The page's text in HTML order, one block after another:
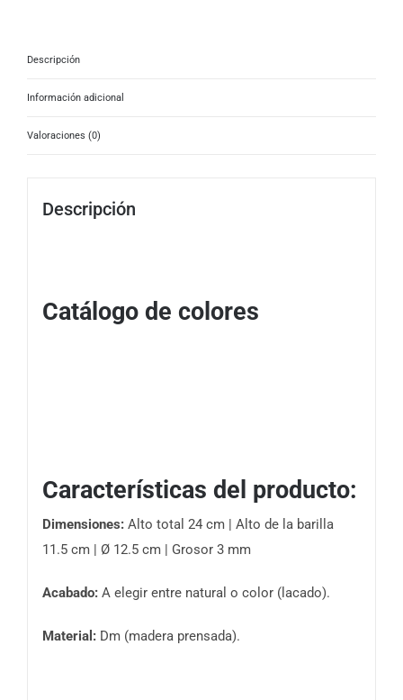
Descripción
Información adicional
Valoraciones (0)
Descripción
Catálogo de colores
Características del producto:
Dimensiones: Alto total 24 cm | Alto de la barilla
11.5 cm | Ø 12.5 cm | Grosor 3 mm
Acabado:A elegir entre natural o color (lacado).
Material:Dm (madera prensada).